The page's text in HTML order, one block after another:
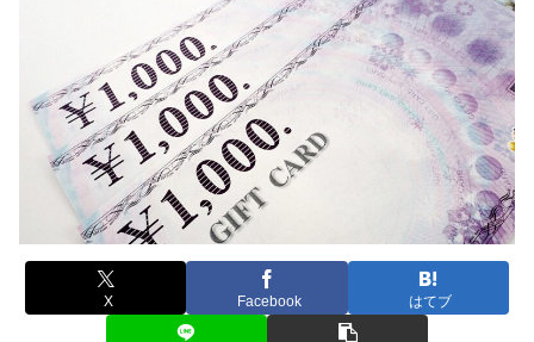
X Facebook はてブ